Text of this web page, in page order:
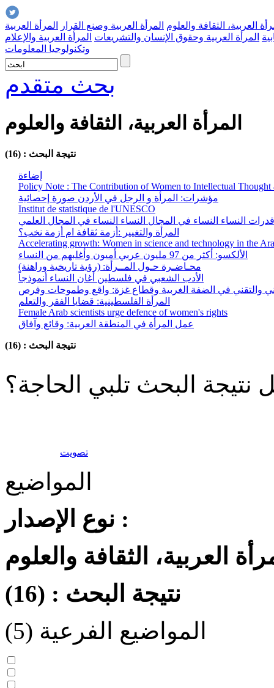
العربية، الثقافة والعلوم المرأة العربية وصنع القرار
المرأة العربية
المرأة العربية وحقوق الإنسان والتشريعات المرأة العربية والإعلام
وتكنولوجيا المعلومات
بحث متقدم
المرأة العربية، الثقافة والعلوم
نتيجة البحث : (16)
إضاءة
Policy Note : The Contribution of Women to Intellectual Thought
مؤشرات: المرأة و الرجل في الأردن صورة إحصائية
Institut de statistique de l'UNESCO
قدرات النساء النساء في المجال النساء النساء في المجال العلمي
المرأة والتغيير :أزمة ثقافة ام أزمة نخب؟
Accelerating growth: Women in science and technology in the
الألكسو: أكثر من 97 مليون عربي أميون وأغلبهم من النساء
محـاضـرة حـول المــرأة: (رؤية تاريخية وراهنة)
الأدب الشعبي في فلسطين أغان النساء أنموذجاً
والتقني في الضفة الغربية وقطاع غزة: واقع وطموحات وفرص
المرأة الفلسطينية: قضايا الفقر والتعلم
Female Arab scientists urge defence of women's rights
عمل المرأة في المنطقة العربية: وقائع وآفاق
نتيجة البحث : (16)
نتيجة البحث تلبي الحاجة؟
تصويت
المواضيع
نوع الإصدار :
العربية، الثقافة والعلوم
نتيجة البحث : (16)
المواضيع الفرعية (5)